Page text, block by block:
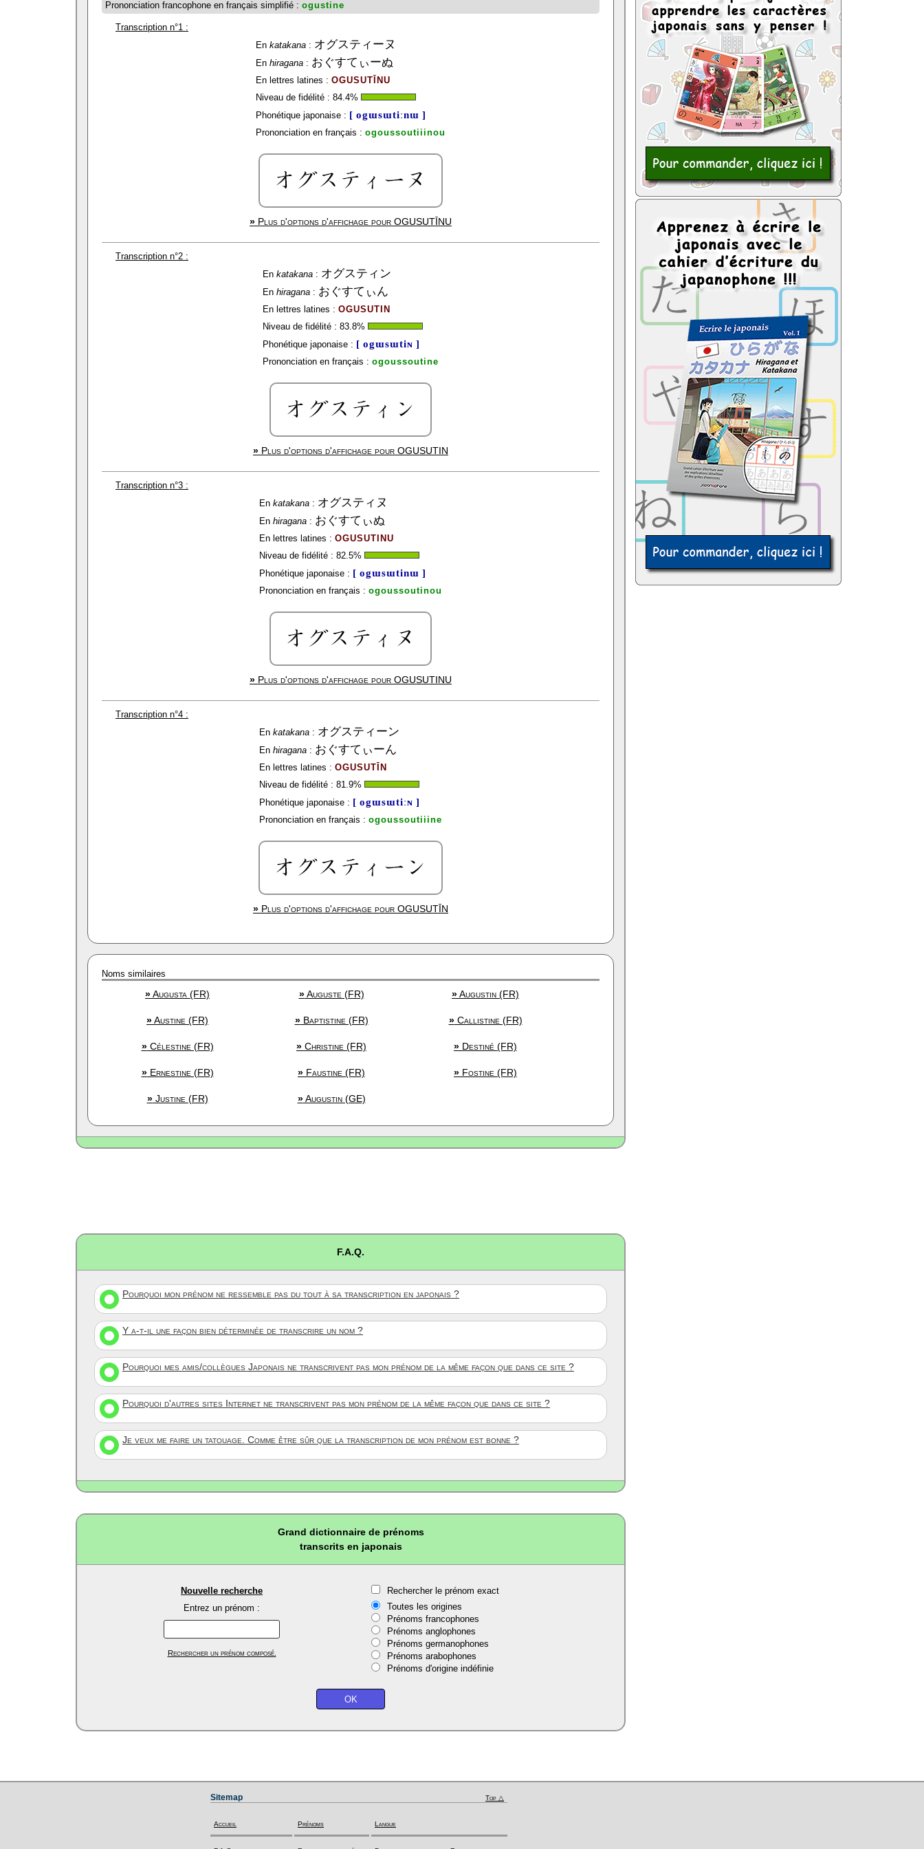
Prononciation francophone en français simplifié : ogustine
Transcription n°1 :
En katakana : オグスティーヌ
En hiragana : おぐすてぃーぬ
En lettres latines : OGUSUTĪNU
Niveau de fidélité : 84.4%
Phonétique japonaise : [ ogɯsɯtiːnɯ ]
Prononciation en français : ogoussoutiiinou
» Plus d'options d'affichage pour OGUSUTĪNU
Transcription n°2 :
En katakana : オグスティン
En hiragana : おぐすてぃん
En lettres latines : OGUSUTIN
Niveau de fidélité : 83.8%
Phonétique japonaise : [ ogɯsɯtiɴ ]
Prononciation en français : ogoussoutine
» Plus d'options d'affichage pour OGUSUTIN
Transcription n°3 :
En katakana : オグスティヌ
En hiragana : おぐすてぃぬ
En lettres latines : OGUSUTINU
Niveau de fidélité : 82.5%
Phonétique japonaise : [ ogɯsɯtinɯ ]
Prononciation en français : ogoussoutinou
» Plus d'options d'affichage pour OGUSUTINU
Transcription n°4 :
En katakana : オグスティーン
En hiragana : おぐすてぃーん
En lettres latines : OGUSUTĪN
Niveau de fidélité : 81.9%
Phonétique japonaise : [ ogɯsɯtiːɴ ]
Prononciation en français : ogoussoutiiine
» Plus d'options d'affichage pour OGUSUTĪN
Noms similaires
»Augusta (FR) »Auguste (FR) »Augustin (FR)
»Austine (FR) »Baptistine (FR) »Callistine (FR)
»Célestine (FR) » Christine (FR) » Destiné (FR)
»Ernestine (FR) » Faustine (FR) » Fostine (FR)
»Justine (FR) »Augustin (GE)
F.A.Q.
Pourquoi mon prénom ne ressemble pas du tout à sa transcription en japonais ?
Y a-t-il une façon bien déterminée de transcrire un nom ?
Pourquoi mes amis/collègues Japonais ne transcrivent pas mon prénom de la même façon que dans ce site ?
Pourquoi d'autres sites Internet ne transcrivent pas mon prénom de la même façon que dans ce site ?
Je veux me faire un tatouage. Comme être sûr que la transcription de mon prénom est bonne ?
Grand dictionnaire de prénoms
transcrits en japonais
Nouvelle recherche
Entrez un prénom :
Rechercher un prénom composé.
Rechercher le prénom exact
Toutes les origines
Prénoms francophones
Prénoms anglophones
Prénoms germanophones
Prénoms arabophones
Prénoms d'origine indéfinie
Sitemap Top △
Accueil Prénoms Langue